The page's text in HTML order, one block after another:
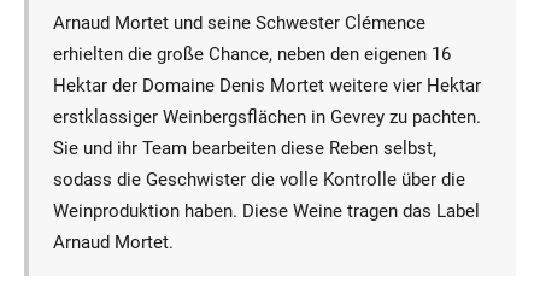
Arnaud Mortet und seine Schwester Clémence
erhielten die große Chance, neben den eigenen 16
Hektar der Domaine Denis Mortet weitere vier Hektar
erstklassiger Weinbergsflächen in Gevrey zu pachten.
Sie und ihr Team bearbeiten diese Reben selbst,
sodass die Geschwister die volle Kontrolle über die
Weinproduktion haben. Diese Weine tragen das Label
Arnaud Mortet.